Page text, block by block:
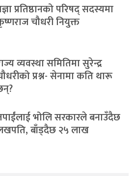
प्रतिष्ठानको परिषद् सदस्यमा
चौधरी नियुक्त
व्यवस्था समितिमा सुरेन्द्र
प्रश्न- सेनामा कति थारू
भोलि सरकारले बनाउँदैछ
बाँड्दैछ २५ लाख